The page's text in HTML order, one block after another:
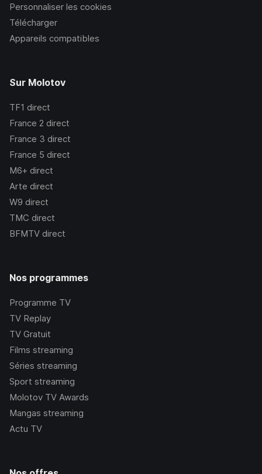
Personnaliser les cookies
Télécharger
Appareils compatibles
Sur Molotov
TF1 direct
France 2 direct
France 3 direct
France 5 direct
M6+ direct
Arte direct
W9 direct
TMC direct
BFMTV direct
Nos programmes
Programme TV
TV Replay
TV Gratuit
Films streaming
Séries streaming
Sport streaming
Molotov TV Awards
Mangas streaming
Actu TV